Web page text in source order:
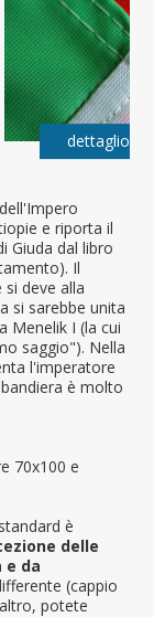
e riporta il
Giuda dal libro
Il
deve alla
si sarebbe unita
Menelik I (la cui
saggio"). Nella
l'imperatore
è molto
70x100 e
è
delle
e da
(cappio
potete
dettaglio